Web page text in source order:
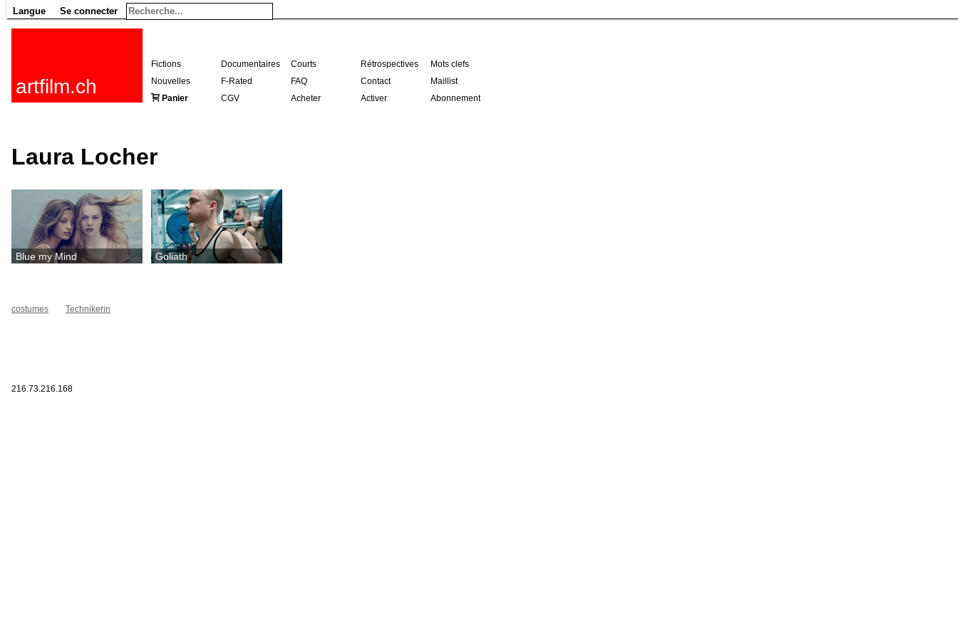
Langue Se connecter
artfilm.ch
Fictions Documentaires Courts Rétrospectives
Mots clefs
Nouvelles
F-Rated FAQ Contact
Maillist
Panier
CGV Acheter Activer Abonnement
Laura Locher
Blue my Mind Goliath
costumes Technikerin
216.73.216.168